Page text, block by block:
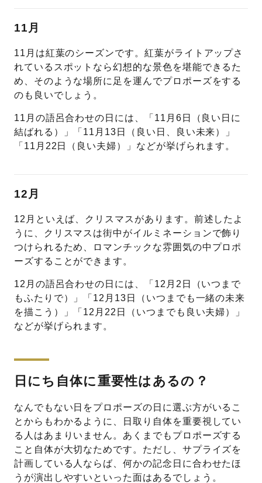
11月
11月は紅葉のシーズンです。紅葉がライトアップさ
れているスポットなら幻想的な景色を堪能できるた
め、そのような場所に足を運んでプロポーズをする
のも良いでしょう。
11月の語呂合わせの日には、「11月6日（良い日に
結ばれる）」「11月13日（良い日、良い未来）」
「11月22日（良い夫婦）」などが挙げられます。
12月
12月といえば、クリスマスがあります。前述したよ
うに、クリスマスは街中がイルミネーションで飾り
つけられるため、ロマンチックな雰囲気の中プロポ
ーズすることができます。
12月の語呂合わせの日には、「12月2日（いつまで
もふたりで）」「12月13日（いつまでも一緒の未来
を描こう）」「12月22日（いつまでも良い夫婦）」
などが挙げられます。
日にち自体に重要性はあるの？
なんでもない日をプロポーズの日に選ぶ方がいるこ
とからもわかるように、日取り自体を重要視してい
る人はあまりいません。あくまでもプロポーズする
こと自体が大切なためです。ただし、サプライズを
計画している人ならば、何かの記念日に合わせたほ
うが演出しやすいといった面はあるでしょう。